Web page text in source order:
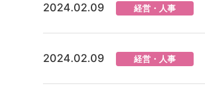
2024.02.09 経営・人事
2024.02.09 経営・人事